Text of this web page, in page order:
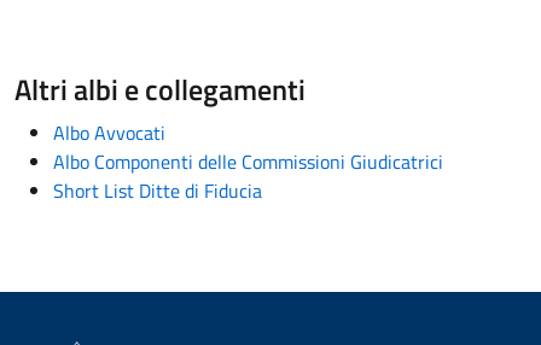
Altri albi e collegamenti
Albo Avvocati
Albo Componenti delle Commissioni Giudicatrici
Short List Ditte di Fiducia